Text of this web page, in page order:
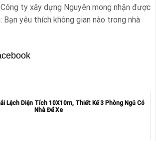
ty xây dựng Nguyên mong nhận được
Bạn yêu thích không gian nào trong nhà
Lệch Diện Tích 10X10m, Thiết Kế 3 Phòng Ngủ Có
Nhà Để Xe